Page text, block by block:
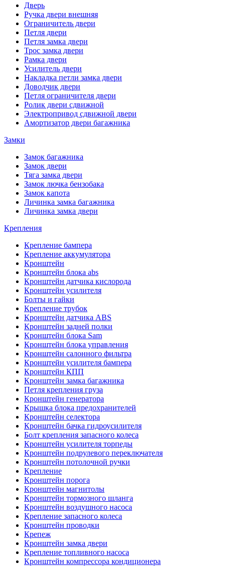
Дверь
Ручка двери внешняя
Ограничитель двери
Петля двери
Петля замка двери
Трос замка двери
Рамка двери
Усилитель двери
Накладка петли замка двери
Доводчик двери
Петля ограничителя двери
Ролик двери сдвижной
Электропривод сдвижной двери
Амортизатор двери багажника
Замки
Замок багажника
Замок двери
Тяга замка двери
Замок лючка бензобака
Замок капота
Личинка замка багажника
Личинка замка двери
Крепления
Крепление бампера
Крепление аккумулятора
Кронштейн
Кронштейн блока abs
Кронштейн датчика кислорода
Кронштейн усилителя
Болты и гайки
Крепление трубок
Кронштейн датчика ABS
Кронштейн задней полки
Кронштейн блока Sam
Кронштейн блока управления
Кронштейн салонного фильтра
Кронштейн усилителя бампера
Кронштейн КПП
Кронштейн замка багажника
Петля крепления груза
Кронштейн генератора
Крышка блока предохранителей
Кронштейн селектора
Кронштейн бачка гидроусилителя
Болт крепления запасного колеса
Кронштейн усилителя торпеды
Кронштейн подрулевого переключателя
Кронштейн потолочной ручки
Крепление
Кронштейн порога
Кронштейн магнитолы
Кронштейн тормозного шланга
Кронштейн воздушного насоса
Крепление запасного колеса
Кронштейн проводки
Крепеж
Кронштейн замка двери
Крепление топливного насоса
Кронштейн компрессора кондиционера